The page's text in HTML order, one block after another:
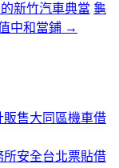
新竹汽車典當 龜
中和當鋪 →
售大同區機車借
安全台北票貼借